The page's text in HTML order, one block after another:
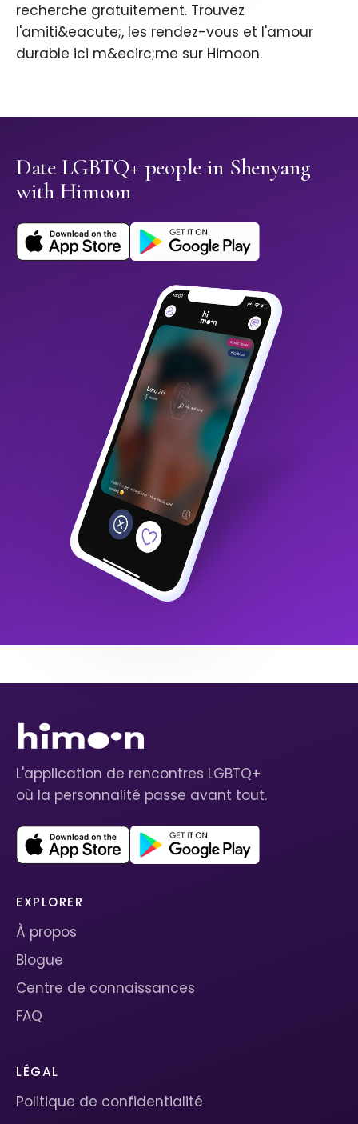
recherche gratuitement. Trouvez
l'amiti&eacute;, les rendez-vous et l'amour
durable ici m&ecirc;me sur Himoon.
Date LGBTQ+ people in Shenyang
with Himoon
L'application de rencontres LGBTQ+
où la personnalité passe avant tout.
EXPLORER
À propos
Blogue
Centre de connaissances
FAQ
LÉGAL
Politique de confidentialité